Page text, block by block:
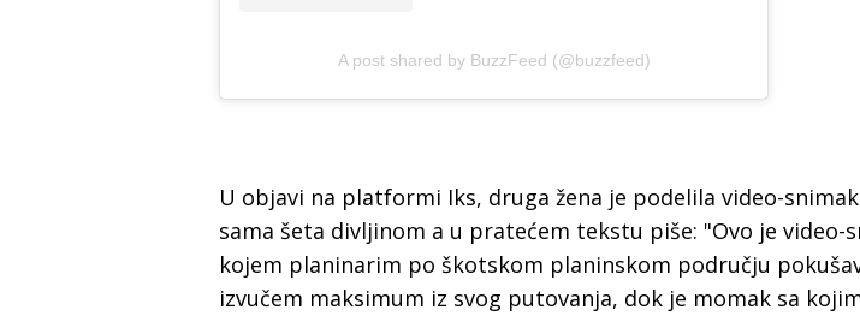
A post shared by BuzzFeed (@buzzfeed)
U objavi na platformi Iks, druga žena je podelila video-
sama šeta divljinom a u pratećem tekstu piše: "Ovo je video-
kojem planinarim po škotskom planinskom području
izvučem maksimum iz svog putovanja, dok je momak sa